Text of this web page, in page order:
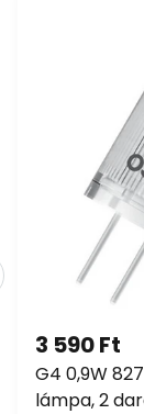
G4 0,9W
lámpa, 2
3 590 Ft